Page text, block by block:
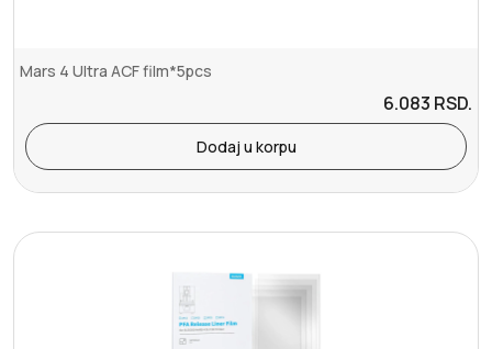
Mars 4 Ultra ACF film*5pcs
6.083 RSD.
Dodaj u korpu